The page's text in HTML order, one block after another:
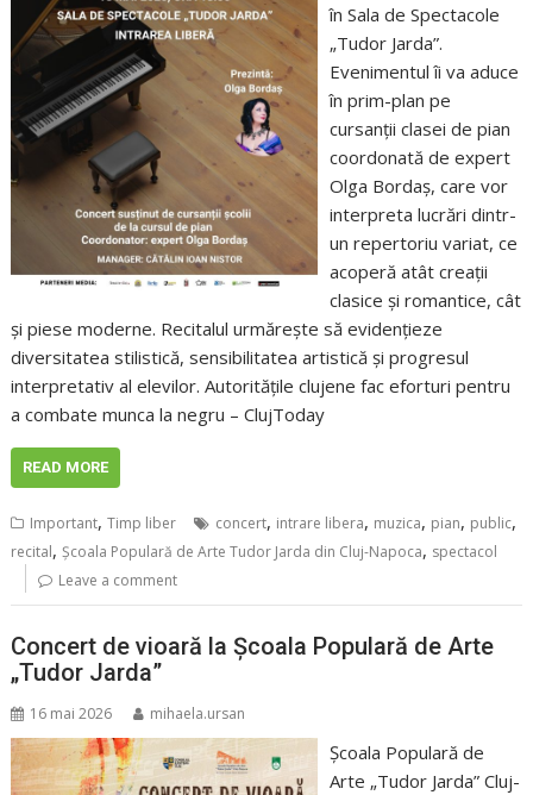
în Sala de Spectacole
„Tudor Jarda”.
Evenimentul îi va aduce
în prim-plan pe
cursanții clasei de pian
coordonată de expert
Olga Bordaș, care vor
interpreta lucrări dintr-
un repertoriu variat, ce
acoperă atât creații
clasice și romantice, cât
și piese moderne. Recitalul urmărește să evidențieze
diversitatea stilistică, sensibilitatea artistică și progresul
interpretativ al elevilor. Autoritățile clujene fac eforturi pentru
a combate munca la negru – ClujToday
READ MORE
Important,Timp liber concert, intrare libera, muzica, pian, public,
recital,Școala Populară de Arte Tudor Jarda din Cluj-Napoca, spectacol
Leave a comment
Concert de vioară la Școala Populară de Arte
„Tudor Jarda”
16 mai 2026 mihaela.ursan
Școala Populară de
Arte „Tudor Jarda” Cluj-